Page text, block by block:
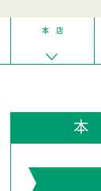
本 店
本